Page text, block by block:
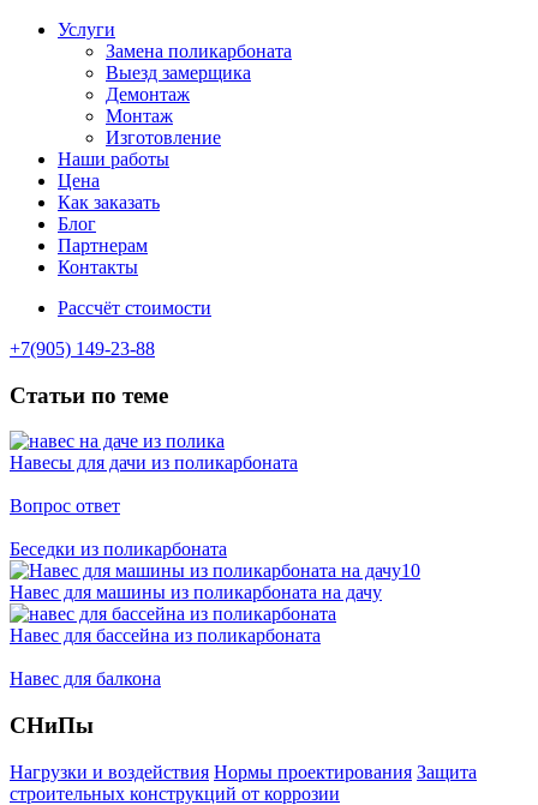
Услуги
Замена поликарбоната
Выезд замерщика
Демонтаж
Монтаж
Изготовление
Наши работы
Цена
Как заказать
Блог
Партнерам
Контакты
Рассчёт стоимости
+7(905) 149-23-88
Статьи по теме
Навесы для дачи из поликарбоната
Вопрос ответ
Беседки из поликарбоната
Навес для машины из поликарбоната на дачу
Навес для бассейна из поликарбоната
Навес для балкона
СНиПы
Нагрузки и воздействия Нормы проектирования Защита
строительных конструкций от коррозии